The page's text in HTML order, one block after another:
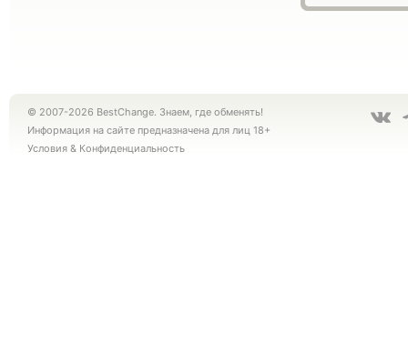
© 2007-2026 BestChange. Знаем, где обменять!
Информация на сайте предназначена для лиц 18+
Условия & Конфиденциальность